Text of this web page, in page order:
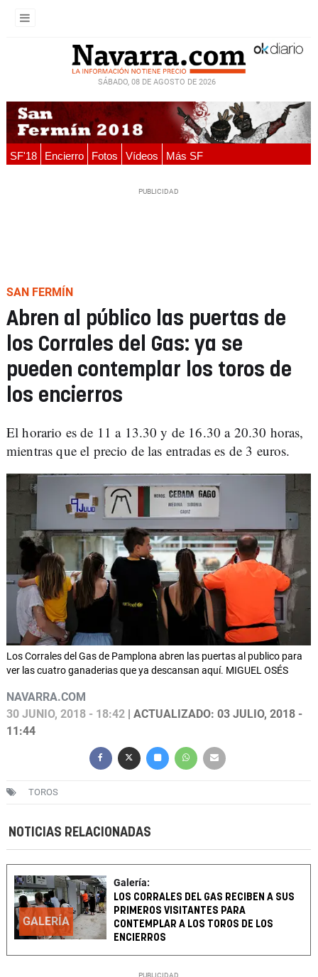
SÁBADO, 08 DE AGOSTO DE 2026
SF'18 Encierro Fotos Vídeos Más SF
SAN FERMÍN
Abren al público las puertas de
los Corrales del Gas: ya se
pueden contemplar los toros de
los encierros
El horario es de 11 a 13.30 y de 16.30 a 20.30 horas,
mientras que el precio de las entradas es de 3 euros.
Los Corrales del Gas de Pamplona abren las puertas al publico para
ver las cuatro ganaderias que ya descansan aquí. MIGUEL OSÉS
NAVARRA.COM
30 JUNIO, 2018 - 18:42 | ACTUALIZADO: 03 JULIO, 2018 -
11:44
TOROS
NOTICIAS RELACIONADAS
GALERÍA
Galería:
LOS CORRALES DEL GAS RECIBEN A SUS
PRIMEROS VISITANTES PARA
CONTEMPLAR A LOS TOROS DE LOS
ENCIERROS